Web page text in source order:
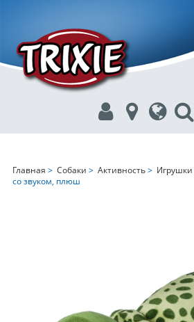
Главная > Собаки > Активность> Игрушки
со звуком, плюш